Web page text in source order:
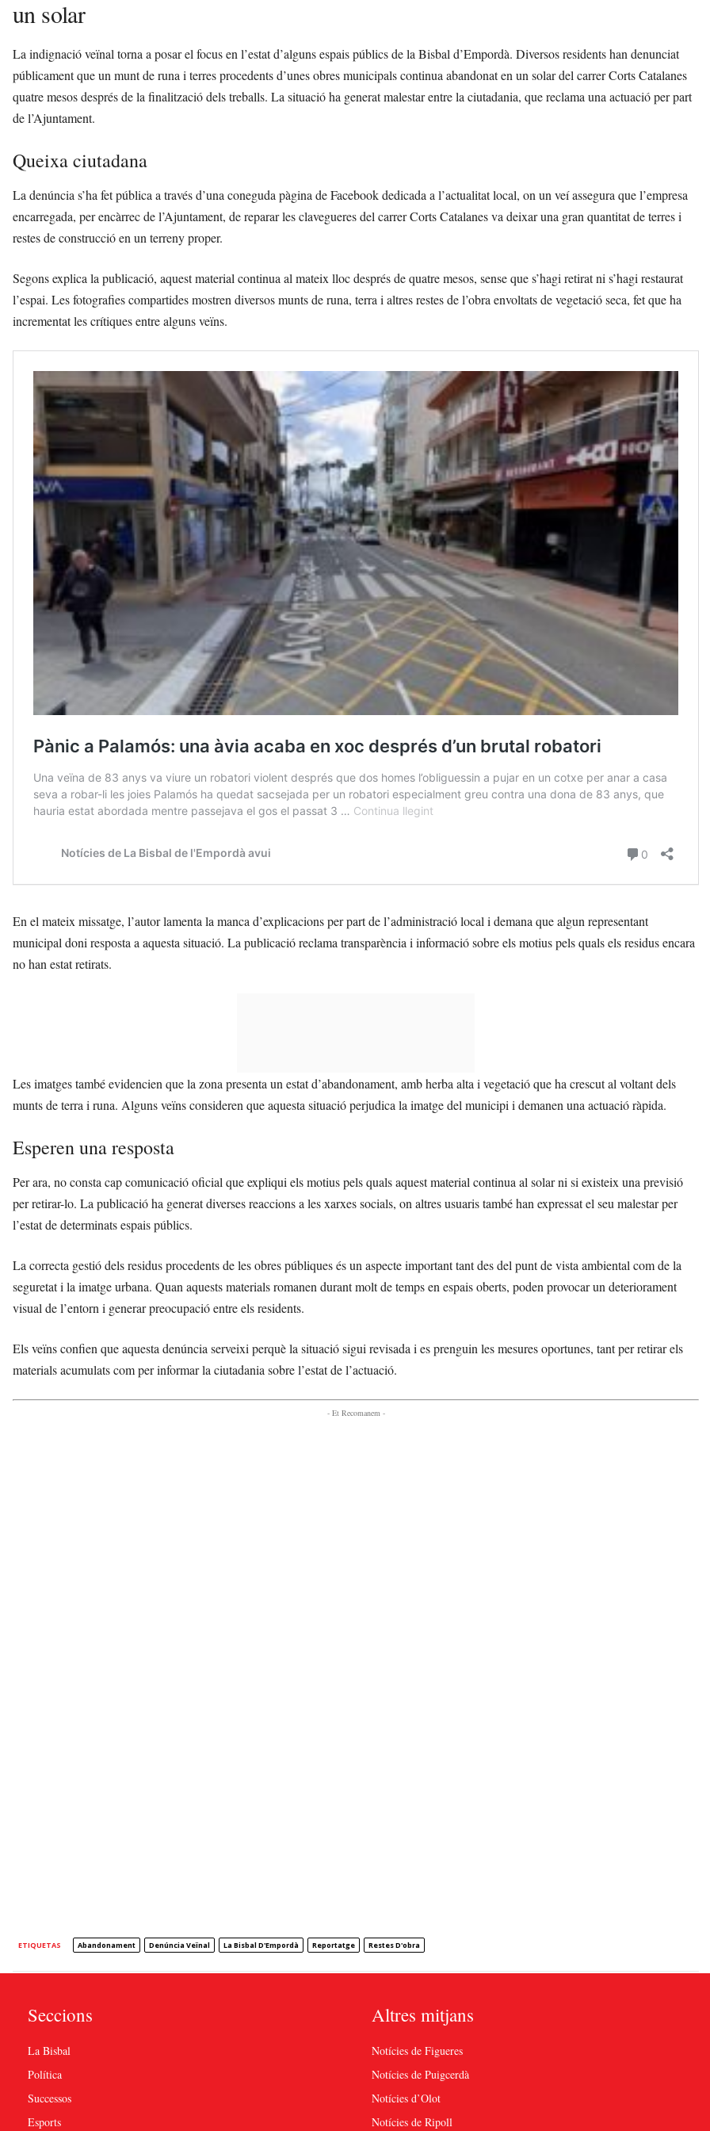
un solar
La indignació veïnal torna a posar el focus en l’estat d’alguns espais públics de la Bisbal d’Empordà. Diversos residents han denunciat
públicament que un munt de runa i terres procedents d’unes obres municipals continua abandonat en un solar del carrer Corts Catalanes
quatre mesos després de la finalització dels treballs. La situació ha generat malestar entre la ciutadania, que reclama una actuació per part
de l’Ajuntament.
Queixa ciutadana
La denúncia s’ha fet pública a través d’una coneguda pàgina de Facebook dedicada a l’actualitat local, on un veí assegura que l’empresa
encarregada, per encàrrec de l’Ajuntament, de reparar les clavegueres del carrer Corts Catalanes va deixar una gran quantitat de terres i
restes de construcció en un terreny proper.
Segons explica la publicació, aquest material continua al mateix lloc després de quatre mesos, sense que s’hagi retirat ni s’hagi restaurat
l’espai. Les fotografies compartides mostren diversos munts de runa, terra i altres restes de l’obra envoltats de vegetació seca, fet que ha
incrementat les crítiques entre alguns veïns.
En el mateix missatge, l’autor lamenta la manca d’explicacions per part de l’administració local i demana que algun representant
municipal doni resposta a aquesta situació. La publicació reclama transparència i informació sobre els motius pels quals els residus encara
no han estat retirats.
Les imatges també evidencien que la zona presenta un estat d’abandonament, amb herba alta i vegetació que ha crescut al voltant dels
munts de terra i runa. Alguns veïns consideren que aquesta situació perjudica la imatge del municipi i demanen una actuació ràpida.
Esperen una resposta
Per ara, no consta cap comunicació oficial que expliqui els motius pels quals aquest material continua al solar ni si existeix una previsió
per retirar-lo. La publicació ha generat diverses reaccions a les xarxes socials, on altres usuaris també han expressat el seu malestar per
l’estat de determinats espais públics.
La correcta gestió dels residus procedents de les obres públiques és un aspecte important tant des del punt de vista ambiental com de la
seguretat i la imatge urbana. Quan aquests materials romanen durant molt de temps en espais oberts, poden provocar un deteriorament
visual de l’entorn i generar preocupació entre els residents.
Els veïns confien que aquesta denúncia serveixi perquè la situació sigui revisada i es prenguin les mesures oportunes, tant per retirar els
materials acumulats com per informar la ciutadania sobre l’estat de l’actuació.
- Et Recomanem -
ETIQUETAS Abandonament Denúncia Veïnal La Bisbal D'Empordà Reportatge Restes D'obra
Seccions
La Bisbal
Política
Successos
Esports
Altres mitjans
Notícies de Figueres
Notícies de Puigcerdà
Notícies d’Olot
Notícies de Ripoll